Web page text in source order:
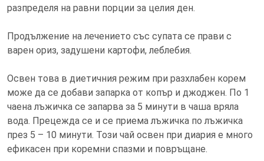
разпределя на равни порции за целия ден.
Продължение на лечението със супата се прави с
варен ориз, задушени картофи, леблебия.
Освен това в диетичния режим при разхлабен корем
може да се добави запарка от копър и джоджен. По 1
чаена лъжичка се запарва за 5 минути в чаша вряла
вода. Прецежда се и се приема лъжичка по лъжичка
през 5 – 10 минути. Този чай освен при диария е много
ефикасен при коремни спазми и повръщане.